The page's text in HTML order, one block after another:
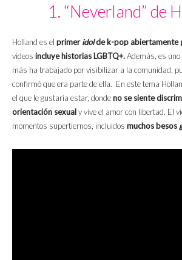
1. “Neverland” de
Holland es el primeridolde k-pop abiertamente
videos incluye historias LGBTQ+.Además, es
más ha trabajado por visibilizar a la comunidad,
confirmó que era parte de ella. En este tema
el que le gustaría estar, dondeno se siente
orientación sexualy vive el amor con libertad. El
momentos supertiernos, incluidos muchos besos